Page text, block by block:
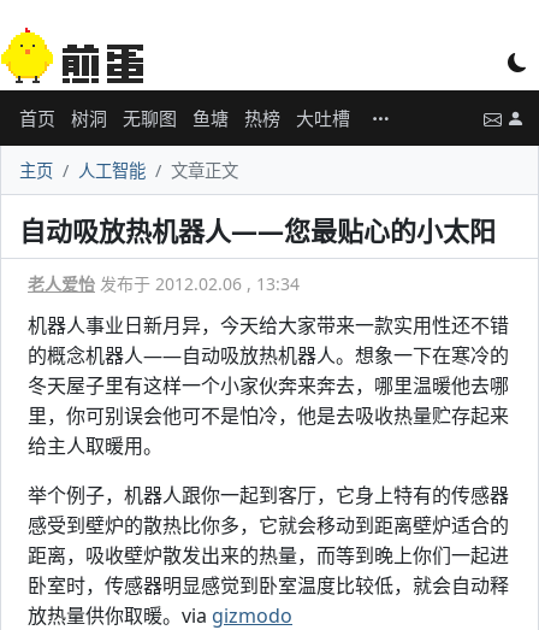
首页 树洞 无聊图 鱼塘 热榜 大吐槽
主页 人工智能 文章正文
自动吸放热机器人——您最贴心的小太阳
老人爱怡 发布于 2012.02.06 , 13:34
机器人事业日新月异，今天给大家带来一款实用性还不错
的概念机器人——自动吸放热机器人。想象一下在寒冷的
冬天屋子里有这样一个小家伙奔来奔去，哪里温暖他去哪
里，你可别误会他可不是怕冷，他是去吸收热量贮存起来
给主人取暖用。
举个例子，机器人跟你一起到客厅，它身上特有的传感器
感受到壁炉的散热比你多，它就会移动到距离壁炉适合的
距离，吸收壁炉散发出来的热量，而等到晚上你们一起进
卧室时，传感器明显感觉到卧室温度比较低，就会自动释
放热量供你取暖。via gizmodo